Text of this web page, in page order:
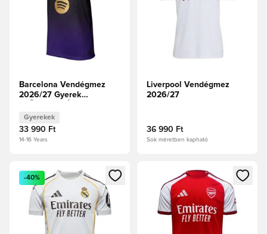
Barcelona Vendégmez
2026/27 Gyerek
Gyerekek
33 990 Ft
14-16 Years
Liverpool Vendégmez
2026/27
36 990 Ft
Sok méretben kapható
Megnyit egy modált a bejelentkezéshez vagy a tagként
-40%
Megnyit egy modált a